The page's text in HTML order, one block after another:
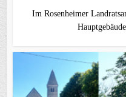
Im Rosenheimer